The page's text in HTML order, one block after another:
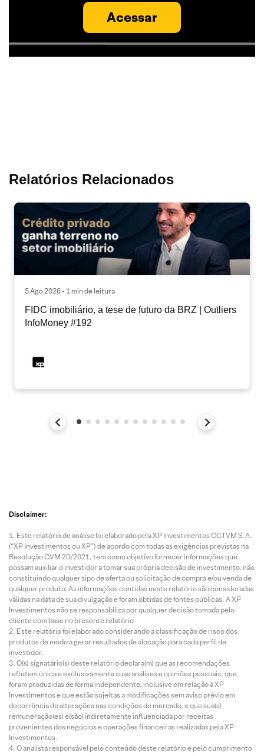
Acessar
Relatórios Relacionados
5 Ago 2026 • 1 min de leitura
FIDC imobiliário, a tese de futuro da BRZ | Outliers
InfoMoney #192
Disclaimer:
Este relatório de análise foi elaborado pela XP Investimentos CCTVM S.A.
(“XP Investimentos ou XP”) de acordo com todas as exigências previstas na
Resolução CVM 20/2021, tem como objetivo fornecer informações que
possam auxiliar o investidor a tomar sua própria decisão de investimento, não
constituindo qualquer tipo de oferta ou solicitação de compra e/ou venda de
qualquer produto. As informações contidas neste relatório são consideradas
válidas na data de sua divulgação e foram obtidas de fontes públicas. A XP
Investimentos não se responsabiliza por qualquer decisão tomada pelo
cliente com base no presente relatório.
Este relatório foi elaborado considerando a classificação de risco dos
produtos de modo a gerar resultados de alocação para cada perfil de
investidor.
O(s) signatário(s) deste relatório declara(m) que as recomendações
refletem única e exclusivamente suas análises e opiniões pessoais, que
foram produzidas de forma independente, inclusive em relação à XP
Investimentos e que estão sujeitas a modificações sem aviso prévio em
decorrência de alterações nas condições de mercado, e que sua(s)
remuneração(es) é(são) indiretamente influenciada por receitas
provenientes dos negócios e operações financeiras realizadas pela XP
Investimentos.
O analista responsável pelo conteúdo deste relatório e pelo cumprimento